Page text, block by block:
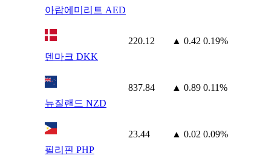
아랍에미리트 AED
덴마크 DKK
220.12 ▲ 0.42 0.19%
뉴질랜드 NZD
837.84 ▲ 0.89 0.11%
필리핀 PHP
23.44 ▲ 0.02 0.09%